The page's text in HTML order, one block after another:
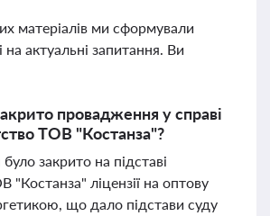
матеріалів ми сформували
на актуальні запитання. Ви
провадження у справі
ТОВ "Костанза"?
закрито на підставі
"Костанза" ліцензії на оптову
що дало підстави суду